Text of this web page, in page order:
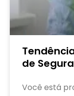
de
Você está